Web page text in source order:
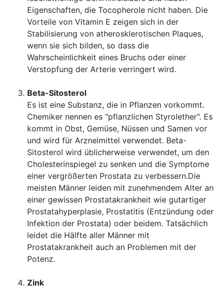
Eigenschaften, die Tocopherole nicht haben. Die
Vorteile von Vitamin E zeigen sich in der
Stabilisierung von atherosklerotischen Plaques,
wenn sie sich bilden, so dass die
Wahrscheinlichkeit eines Bruchs oder einer
Verstopfung der Arterie verringert wird.
Beta-Sitosterol
Es ist eine Substanz, die in Pflanzen vorkommt.
Chemiker nennen es "pflanzlichen Styrolether". Es
kommt in Obst, Gemüse, Nüssen und Samen vor
und wird für Arzneimittel verwendet. Beta-
Sitosterol wird üblicherweise verwendet, um den
Cholesterinspiegel zu senken und die Symptome
einer vergrößerten Prostata zu verbessern.Die
meisten Männer leiden mit zunehmendem Alter an
einer gewissen Prostatakrankheit wie gutartiger
Prostatahyperplasie, Prostatitis (Entzündung oder
Infektion der Prostata) oder beidem. Tatsächlich
leidet die Hälfte aller Männer mit
Prostatakrankheit auch an Problemen mit der
Potenz.
Zink